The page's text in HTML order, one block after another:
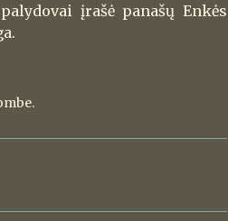
įrašė panašų Enkės